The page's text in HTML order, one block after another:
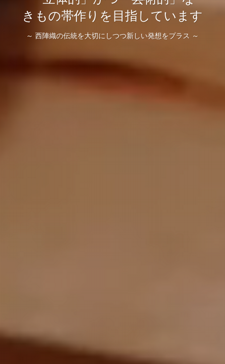
きもの帯作りを目指しています
～ 西陣織の伝統を大切にしつつ新しい発想をプラス ～